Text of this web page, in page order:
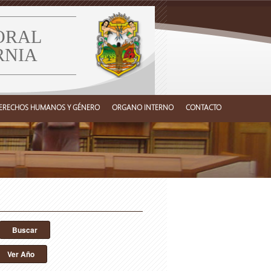
HUMANOS Y GÉNERO ORGANO INTERNO CONTACTO